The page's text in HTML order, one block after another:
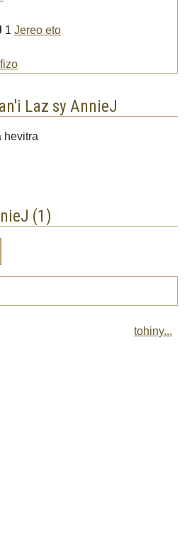
1 Jereo eto
Laz sy AnnieJ
hevitra
(1)
tohiny...